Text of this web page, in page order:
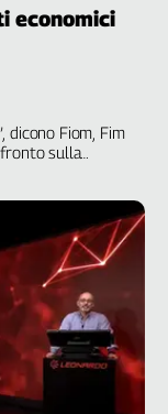
economici
dicono Fiom, Fim
sulla